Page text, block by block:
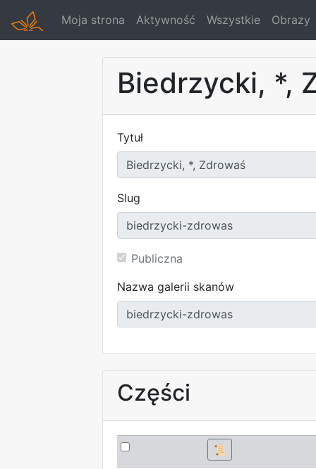
Moja strona Aktywność Wszystkie Obrazy
Biedrzycki, *,
Tytuł
Slug
Publiczna
Nazwa galerii skanów
Części
📜